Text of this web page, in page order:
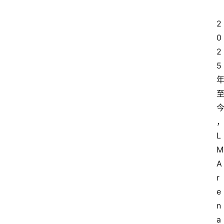
2
0
2
5
年
至
今
，
L
M
A
r
e
n
a